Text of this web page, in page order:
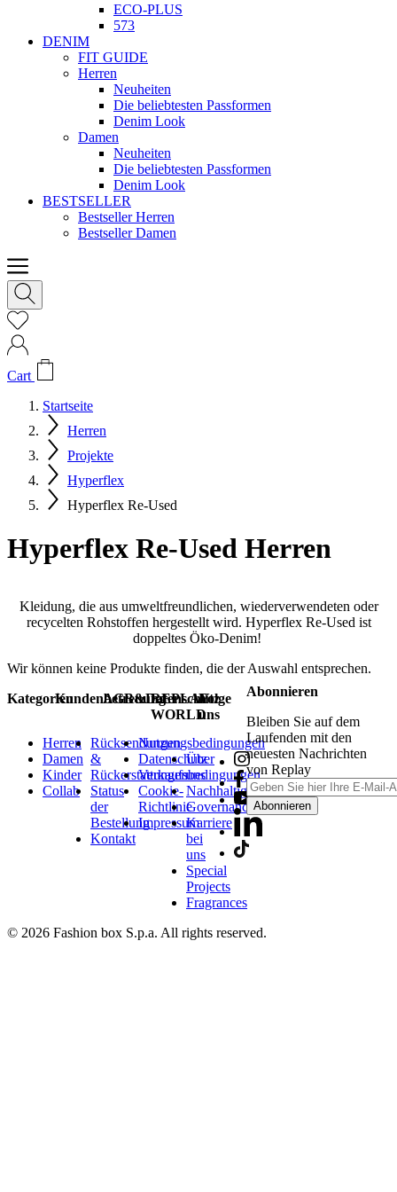
ECO-PLUS
573
DENIM
FIT GUIDE
Herren
Neuheiten
Die beliebtesten Passformen
Denim Look
Damen
Neuheiten
Die beliebtesten Passformen
Denim Look
BESTSELLER
Bestseller Herren
Bestseller Damen
Cart
Startseite
Herren
Projekte
Hyperflex
Hyperflex Re-Used
Hyperflex Re-Used Herren
Kleidung, die aus umweltfreundlichen, wiederverwendeten oder
recycelten Rohstoffen hergestellt wird. Hyperflex Re-Used ist
doppeltes Öko-Denim!
Wir können keine Produkte finden, die der Auswahl entsprechen.
Kategorien
Herren
Damen
Kinder
Collab
Kundenbetreuung
Rücksendungen
&
Rückerstattungen
Status
der
Bestellung
Kontakt
AGB&Datenschutz
Nutzungsbedingungen
Datenschutz
Verkaufsbedingungen
Cookie-
Richtlinie
Impressum
REPLAY
WORLD
Über
uns
Nachhaltigkeit
Governance
Karriere
bei
uns
Special
Projects
Fragrances
Folge
uns
Abonnieren
Bleiben Sie auf dem
Laufenden mit den
neuesten Nachrichten
von Replay
Abonnieren
© 2026 Fashion box S.p.a. All rights reserved.